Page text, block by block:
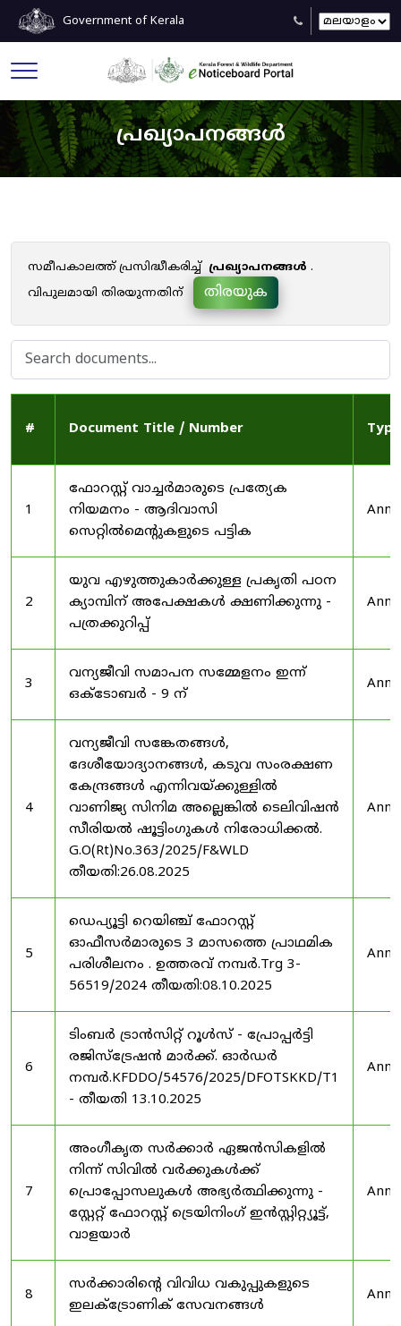
Government of Kerala
പ്രഖ്യാപനങ്ങൾ
സമീപകാലത്ത് പ്രസിദ്ധീകരിച്ച് പ്രഖ്യാപനങ്ങൾ .
വിപുലമായി തിരയുന്നതിന്
തിരയുക
# Document Title / Number Type
1
ഫോറസ്റ്റ് വാച്ചർമാരുടെ പ്രത്യേക
നിയമനം - ആദിവാസി
സെറ്റിൽമെന്റുകളുടെ പട്ടിക
2
യുവ എഴുത്തുകാർക്കുള്ള പ്രകൃതി പഠന
ക്യാമ്പിന് അപേക്ഷകൾ ക്ഷണിക്കുന്നു -
പത്രക്കുറിപ്പ്
3
വന്യജീവി സമാപന സമ്മേളനം ഇന്ന്
ഒക്ടോബർ - 9 ന്
4
വന്യജീവി സങ്കേതങ്ങൾ,
ദേശീയോദ്യാനങ്ങൾ, കടുവ സംരക്ഷണ
കേന്ദ്രങ്ങൾ എന്നിവയ്ക്കുള്ളിൽ
വാണിജ്യ സിനിമ അല്ലെങ്കിൽ ടെലിവിഷൻ
സീരിയൽ ഷൂട്ടിംഗുകൾ നിരോധിക്കൽ.
G.O(Rt)No.363/2025/F&WLD
തീയതി:26.08.2025
5
ഡെപ്യൂട്ടി റെയിഞ്ച് ഫോറസ്റ്റ്
ഓഫീസർമാരുടെ 3 മാസത്തെ പ്രാഥമിക
പരിശീലനം . ഉത്തരവ് നമ്പർ.Trg 3-
56519/2024 തീയതി:08.10.2025
6
ടിംബർ ട്രാൻസിറ്റ് റൂൾസ് - പ്രോപ്പർട്ടി
രജിസ്ട്രേഷൻ മാർക്ക്. ഓർഡർ
നമ്പർ.KFDDO/54576/2025/DFOTSKKD/T1
- തീയതി 13.10.2025
7
അംഗീകൃത സർക്കാർ ഏജൻസികളിൽ
നിന്ന് സിവിൽ വർക്കുകൾക്ക്
പ്രൊപ്പോസലുകൾ അഭ്യർത്ഥിക്കുന്നു -
സ്റ്റേറ്റ് ഫോറസ്റ്റ് ട്രെയിനിംഗ് ഇൻസ്റ്റിറ്റ്യൂട്ട്,
വാളയാർ
8
സർക്കാരിന്റെ വിവിധ വകുപ്പുകളുടെ
ഇലക്ട്രോണിക് സേവനങ്ങൾ